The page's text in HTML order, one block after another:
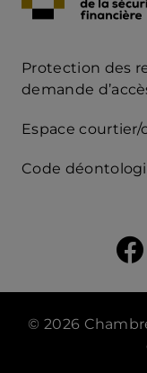
Acces
mobile
Protection des
demande
Espace courtier/
Code
© 2026